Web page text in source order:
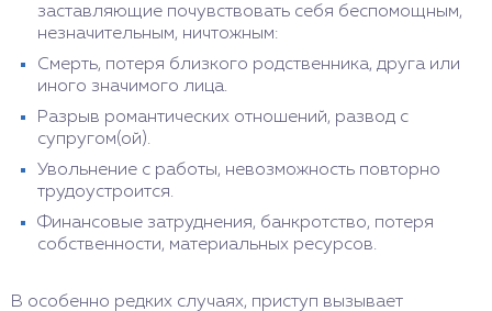
заставляющие почувствовать себя беспомощным,
незначительным, ничтожным:
Смерть, потеря близкого родственника, друга или
иного значимого лица.
Разрыв романтических отношений, развод с
супругом(ой).
Увольнение с работы, невозможность повторно
трудоустроится.
Финансовые затруднения, банкротство, потеря
собственности, материальных ресурсов.
В особенно редких случаях, приступ вызывает